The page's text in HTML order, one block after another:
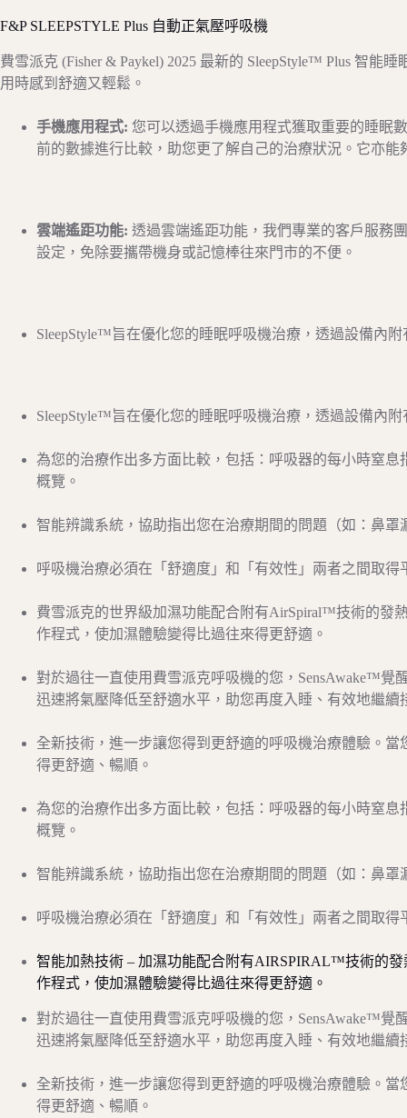
F&P SLEEPSTYLE Plus 自動正氣壓呼吸機
費雪派克 (Fisher & Paykel) 2025 最新的 SleepStyle™ Plus 智
用時感到舒適又輕鬆。
手機應用程式: 您可以透過手機應用程式獲取重要的睡眠
前的數據進行比較，助您更了解自己的治療狀況。它亦
雲端遙距功能: 透過雲端遙距功能，我們專業的客戶服務
設定，免除要攜帶機身或記憶棒往來門市的不便。
SleepStyle™旨在優化您的睡眠呼吸機治療，透過設備內
SleepStyle™旨在優化您的睡眠呼吸機治療，透過設備內
為您的治療作出多方面比較，包括：呼吸器的每小時窒
概覽。
智能辨識系統，協助指出您在治療期間的問題（如：鼻
呼吸機治療必須在「舒適度」和「有效性」兩者之間取得
費雪派克的世界級加濕功能配合附有AirSpiral™技術的發
作程式，使加濕體驗變得比過往來得更舒適。
對於過往一直使用費雪派克呼吸機的您，SensAwake™
迅速將氣壓降低至舒適水平，助您再度入睡、有效地繼續
全新技術，進一步讓您得到更舒適的呼吸機治療體驗。
得更舒適、暢順。
為您的治療作出多方面比較，包括：呼吸器的每小時窒
概覽。
智能辨識系統，協助指出您在治療期間的問題（如：鼻
呼吸機治療必須在「舒適度」和「有效性」兩者之間取得
智能加熱技術 – 加濕功能配合附有AIRSPIRAL™技術的
作程式，使加濕體驗變得比過往來得更舒適。
對於過往一直使用費雪派克呼吸機的您，SensAwake™
迅速將氣壓降低至舒適水平，助您再度入睡、有效地繼續
全新技術，進一步讓您得到更舒適的呼吸機治療體驗。
得更舒適、暢順。